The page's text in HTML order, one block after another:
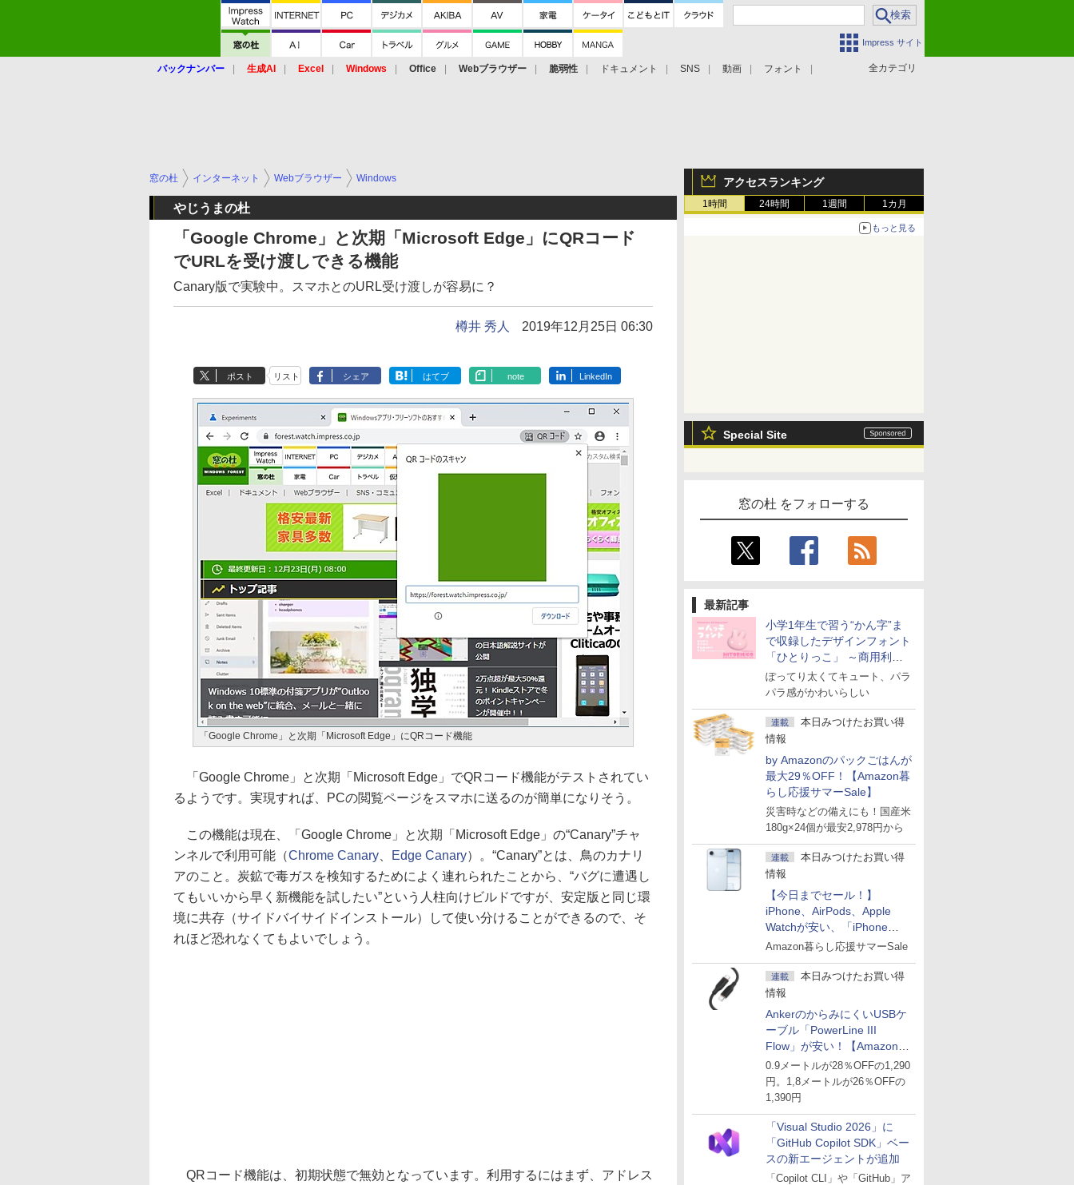
Impress サイト
全カテゴリ
バックナンバー 生成AI Excel Windows Office Webブラウザー 脆弱性 ドキュメント SNS 動画 フォント
アクセスランキング
1時間 24時間 1週間 1カ月
もっと見る
Special Site
窓の杜 をフォローする
最新記事
小学1年生で習う“かん字”ま
で収録したデザインフォント
「ひとりっこ」 ～商用利用
OK
ぽってり太くてキュート、パラ
パラ感がかわいらしい
連載
本日みつけたお買い得
情報
by Amazonのパックごはんが
最大29％OFF！【Amazon暮
らし応援サマーSale】
災害時などの備えにも！国産米
180g×24個が最安2,978円から
連載
本日みつけたお買い得
情報
【今日までセール！】
iPhone、AirPods、Apple
Watchが安い、「iPhone
Air」256GB版が139,800円な
Amazon暮らし応援サマーSale
連載
本日みつけたお買い得
情報
AnkerのからみにくいUSBケ
ーブル「PowerLine III
Flow」が安い！【Amazon暮
らし応援サマーSale】
0.9メートルが28％OFFの1,290
円。1,8メートルが26％OFFの
1,390円
「Visual Studio 2026」に
「GitHub Copilot SDK」ベー
スの新エージェントが追加
「Copilot CLI」や「GitHub」ア
窓の杜 インターネット Webブラウザー Windows
やじうまの杜
「Google Chrome」と次期「Microsoft Edge」にQRコード
でURLを受け渡しできる機能
Canary版で実験中。スマホとのURL受け渡しが容易に？
樽井 秀人 2019年12月25日 06:30
ポスト リスト シェア はてブ note LinkedIn
「Google Chrome」と次期「Microsoft Edge」にQRコード機能
「Google Chrome」と次期「Microsoft Edge」でQRコード機能がテストされてい
るようです。実現すれば、PCの閲覧ページをスマホに送るのが簡単になりそう。
この機能は現在、「Google Chrome」と次期「Microsoft Edge」の“Canary”チャ
ンネルで利用可能（Chrome Canary Edge Canary）。“Canary”とは、鳥のカナリ
アのこと。炭鉱で毒ガスを検知するためによく連れられたことから、“バグに遭遇し
てもいいから早く新機能を試したい”という人柱向けビルドですが、安定版と同じ環
境に共存（サイドバイサイドインストール）して使い分けることができるので、そ
れほど恐れなくてもよいでしょう。
QRコード機能は、初期状態で無効となっています。利用するにはまず、アドレス